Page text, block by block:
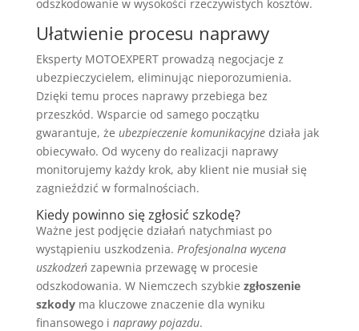
odszkodowanie w wysokości rzeczywistych kosztów.
Ułatwienie procesu naprawy
Eksperty MOTOEXPERT prowadzą negocjacje z
ubezpieczycielem, eliminując nieporozumienia.
Dzięki temu proces naprawy przebiega bez
przeszkód. Wsparcie od samego początku
gwarantuje, że ubezpieczenie komunikacyjnedziała jak
obiecywało. Od wyceny do realizacji naprawy
monitorujemy każdy krok, aby klient nie musiał się
zagnieździć w formalnościach.
Kiedy powinno się zgłosić szkodę?
Ważne jest podjęcie działań natychmiast po
wystąpieniu uszkodzenia. Profesjonalna wycena
uszkodzeńzapewnia przewagę w procesie
odszkodowania. W Niemczech szybkie zgłoszenie
szkodyma kluczowe znaczenie dla wyniku
finansowego i naprawy pojazdu.